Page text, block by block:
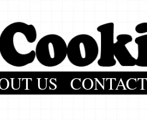
US CONTACT